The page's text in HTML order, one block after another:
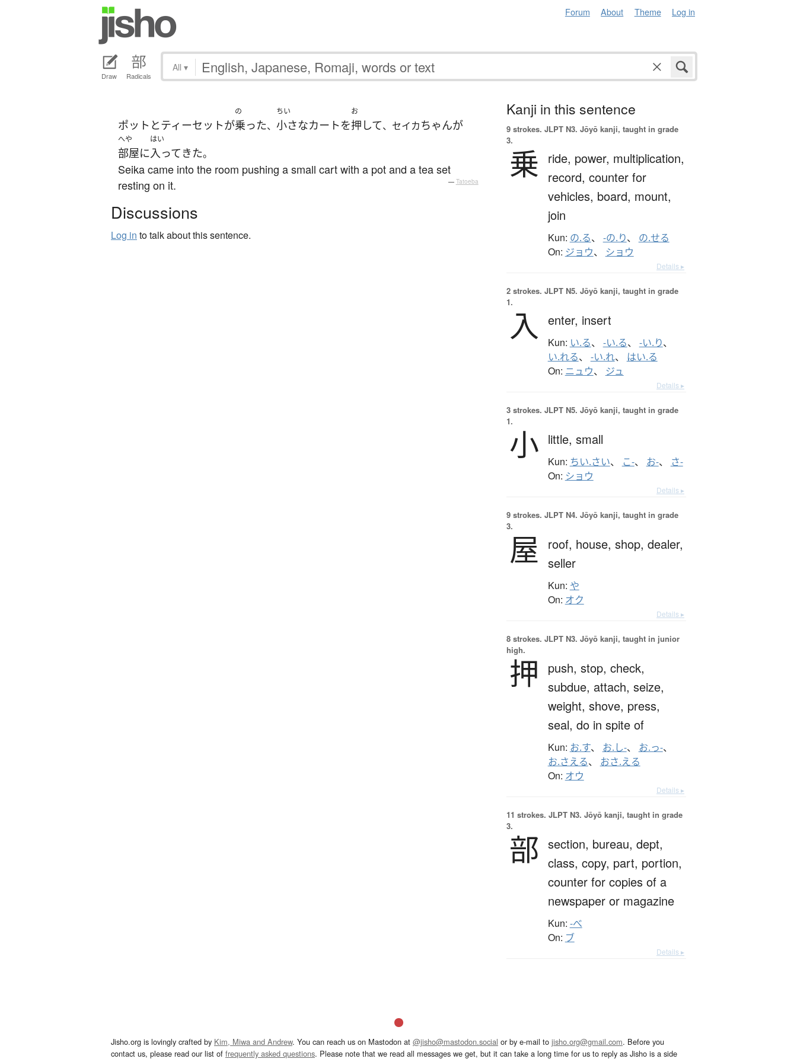
Forum About Theme Log in
Draw Radicals
All ▾
ポット とティーセットが
の
乗った、
ちい
小さなカート を
お
押して、セイカちゃんが
へや
部屋に
はい
入って きた。
Seika came into the room pushing a small cart with a pot and a tea set
resting on it.
— Tatoeba
Discussions
Log in to talk about this sentence.
Kanji in this sentence
9 strokes. JLPT N3. Jōyō kanji, taught in grade
3.
乗 ride, power, multiplication,
record, counter for
vehicles, board, mount,
join
Kun: の.る、 -の.り、 の.せる
On: ジョウ、 ショウ
Details ▸
2 strokes. JLPT N5. Jōyō kanji, taught in grade
1.
入 enter, insert
Kun: い.る、 -い.る、 -い.り、
い.れる、 -い.れ、 はい.る
On: ニュウ、 ジュ
Details ▸
3 strokes. JLPT N5. Jōyō kanji, taught in grade
1.
小 little, small
Kun: ちい.さい、 こ-、 お-、 さ-
On: ショウ
Details ▸
9 strokes. JLPT N4. Jōyō kanji, taught in grade
3.
屋 roof, house, shop, dealer,
seller
Kun: や
On: オク
Details ▸
8 strokes. JLPT N3. Jōyō kanji, taught in junior
high.
押 push, stop, check,
subdue, attach, seize,
weight, shove, press,
seal, do in spite of
Kun: お.す、 お.し-、 お.っ-、
お.さえる、 おさ.える
On: オウ
Details ▸
11 strokes. JLPT N3. Jōyō kanji, taught in grade
3.
部 section, bureau, dept,
class, copy, part, portion,
counter for copies of a
newspaper or magazine
Kun: -べ
On: ブ
Details ▸
Jisho.org is lovingly crafted by Kim, Miwa and Andrew. You can reach us on Mastodon at @jisho@mastodon.social or by e-mail to jisho.org@gmail.com. Before you
contact us, please read our list of frequently asked questions. Please note that we read all messages we get, but it can take a long time for us to reply as Jisho is a side